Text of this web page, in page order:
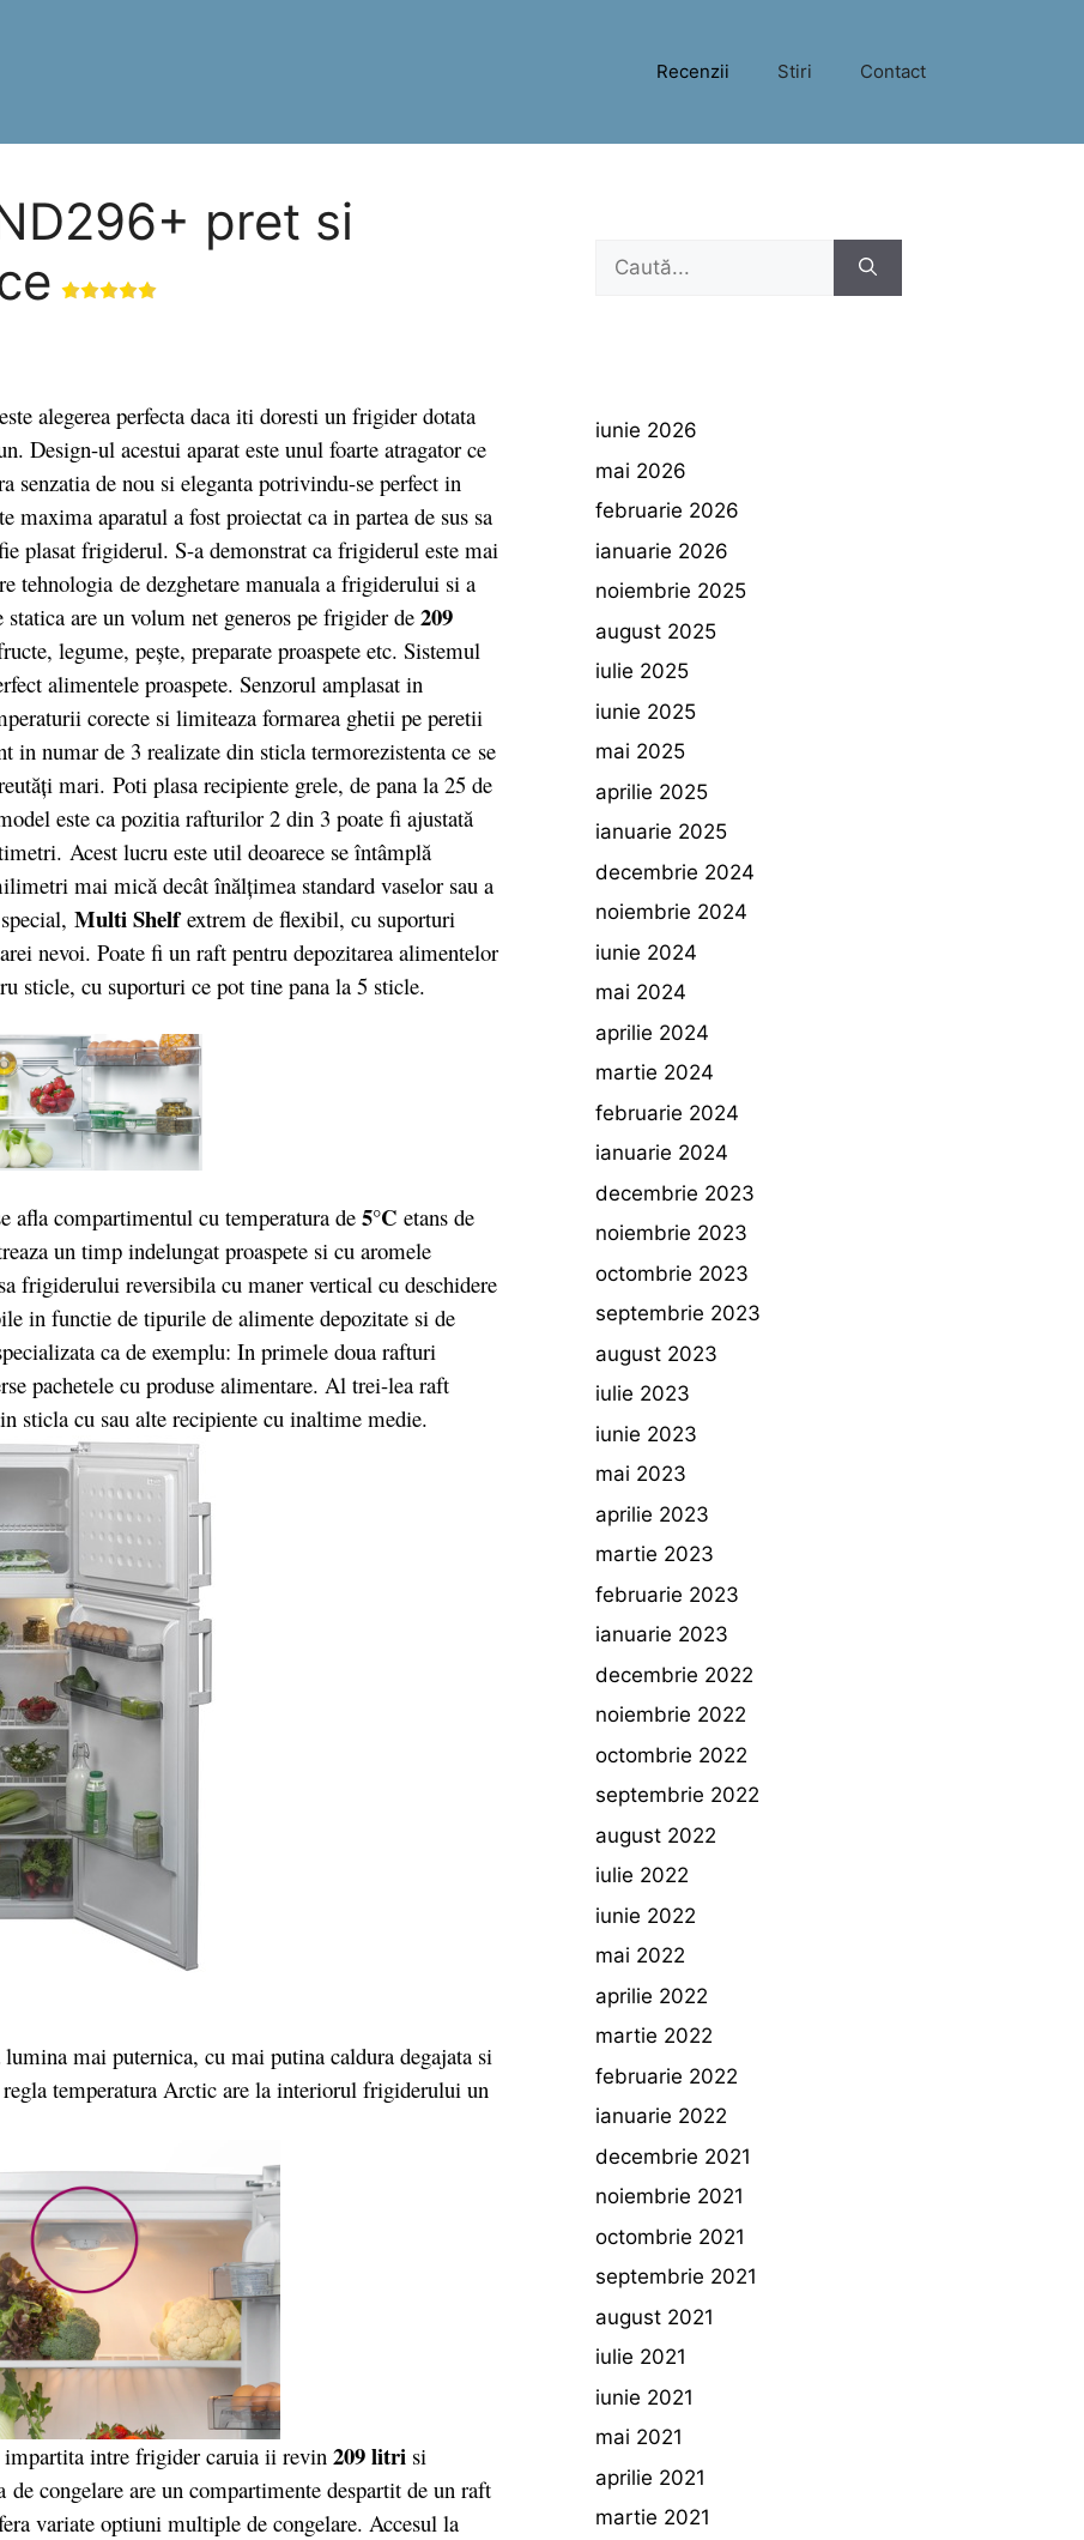
Recenzii Stiri Contact
pret si
alegerea perfecta daca iti doresti un frigider dotata
Design-ul acestui aparat este unul foarte atragator ce
senzatia de nou si eleganta potrivindu-se perfect in
aparatul a fost proiectat ca in partea de sus sa
plasat frigiderul. S-a demonstrat ca frigiderul este mai
tehnologia de dezghetare manuala a frigiderului si a
are un volum net generos pe frigider de 209
legume, pește, preparate proaspete etc. Sistemul
alimentele proaspete. Senzorul amplasat in
corecte si limiteaza formarea ghetii pe peretii
numar de 3 realizate din sticla termorezistenta ce se
mari. Poti plasa recipiente grele, de pana la 25 de
este ca pozitia rafturilor 2 din 3 poate fi ajustată
Acest lucru este util deoarece se întâmplă
mai mică decât înălţimea standard vaselor sau a
Multi Shelfextrem de flexibil, cu suporturi
nevoi. Poate fi un raft pentru depozitarea alimentelor
sticle, cu suporturi ce pot tine pana la 5 sticle.
compartimentul cu temperatura de 5°C etans de
un timp indelungat proaspete si cu aromele
frigiderului reversibila cu maner vertical cu deschidere
in functie de tipurile de alimente depozitate si de
ca de exemplu: In primele doua rafturi
pachetele cu produse alimentare. Al trei-lea raft
sticla cu sau alte recipiente cu inaltime medie.
mai puternica, cu mai putina caldura degajata si
temperatura Arctic are la interiorul frigiderului un
impartita intre frigider caruia ii revin 209 litri si
de congelare are un compartimente despartit de un raft
variate optiuni multiple de congelare. Accesul la
Caută
iunie 2026
mai 2026
februarie 2026
ianuarie 2026
noiembrie 2025
august 2025
iulie 2025
iunie 2025
mai 2025
aprilie 2025
ianuarie 2025
decembrie 2024
noiembrie 2024
iunie 2024
mai 2024
aprilie 2024
martie 2024
februarie 2024
ianuarie 2024
decembrie 2023
noiembrie 2023
octombrie 2023
septembrie 2023
august 2023
iulie 2023
iunie 2023
mai 2023
aprilie 2023
martie 2023
februarie 2023
ianuarie 2023
decembrie 2022
noiembrie 2022
octombrie 2022
septembrie 2022
august 2022
iulie 2022
iunie 2022
mai 2022
aprilie 2022
martie 2022
februarie 2022
ianuarie 2022
decembrie 2021
noiembrie 2021
octombrie 2021
septembrie 2021
august 2021
iulie 2021
iunie 2021
mai 2021
aprilie 2021
martie 2021